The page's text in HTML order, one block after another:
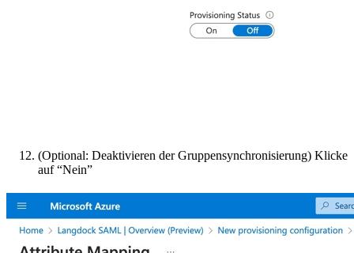
(Optional: Deaktivieren der Gruppensynchronisierung) Klicke
auf “Nein”